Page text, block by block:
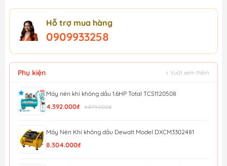
Hỗ trợ mua hàng
0909933258
Phụ kiện ↕ Vuốt xem thêm
Máy nén khí không dầu 1.6HP Total TCS1120508
4.392.000₫ 4.879.000₫
Máy Nén Khí không dầu Dewalt Model DXCM3302481
8.304.000₫